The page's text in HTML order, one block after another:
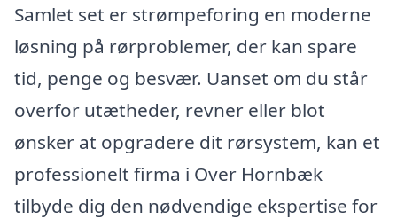
Samlet set er strømpeforing en moderne
løsning på rørproblemer, der kan spare
tid, penge og besvær. Uanset om du står
overfor utætheder, revner eller blot
ønsker at opgradere dit rørsystem, kan et
professionelt firma i Over Hornbæk
tilbyde dig den nødvendige ekspertise for